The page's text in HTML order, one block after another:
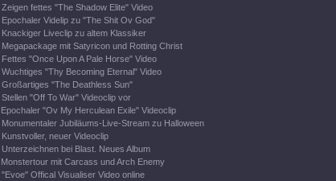
Zeigen fettes "The Shadow Elite" Video
Epochaler Videlip zu "The Shit Ov God"
Knackiger Liveclip zu altem Klassiker
Megapackage mit Satyricon und Rotting Christ
Fettes "Once Upon A Pale Horse" Video
Wuchtiges "Thy Becoming Eternal" Video
Großartiges "The Deathless Sun"
Stellen "Off To War" Videoclip vor
Epochaler "Ov My Herculean Exile" Videoclip
Monumentaler Jubiläums-Live-Stream zu Halloween
Kunstvoller, neuer Videoclip
Unterzeichnen bei Blast. Neues Album
Monstertour mit Carcass und Arch Enemy
"Evoe" Offical Visualiser Video online